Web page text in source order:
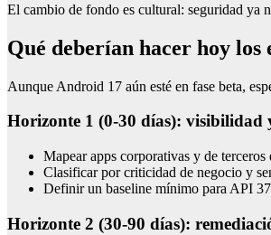
El cambio de fondo es cultural: seguridad ya
Qué deberían hacer hoy
Aunque Android 17 aún esté en fase beta,
Horizonte 1 (0-30 días): visibilidad
Mapear apps corporativas y de
Clasificar por criticidad de negocio y
Definir un baseline mínimo para API
Horizonte 2 (30-90 días):